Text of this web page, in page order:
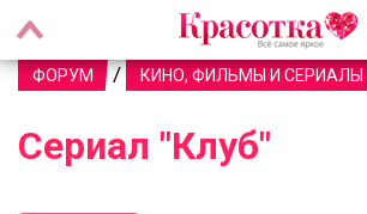
ФОРУМ / КИНО, ФИЛЬМЫ И СЕРИАЛЫ
Сериал "Клуб"